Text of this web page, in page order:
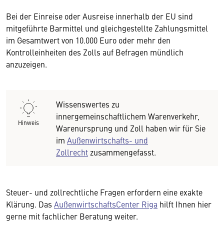
Bei der Einreise oder Ausreise innerhalb der EU sind
mitgeführte Barmittel und gleichgestellte Zahlungsmittel
im Gesamtwert von 10.000 Euro oder mehr den
Kontrolleinheiten des Zolls auf Befragen mündlich
anzuzeigen.
Hinweis
Wissenswertes zu
innergemeinschaftlichem Warenverkehr,
Warenursprung und Zoll haben wir für Sie
im Außenwirtschafts- und
Zollrecht zusammengefasst.
Steuer- und zollrechtliche Fragen erfordern eine exakte
Klärung. Das AußenwirtschaftsCenter Riga hilft Ihnen hier
gerne mit fachlicher Beratung weiter.